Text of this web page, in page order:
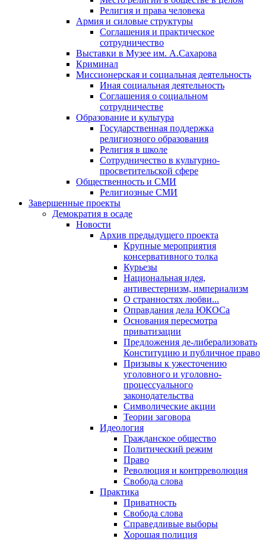
Религия и права человека
Армия и силовые структуры
Соглашения и практическое
сотрудничество
Выставки в Музее им. А.Сахарова
Криминал
Миссионерская и социальная деятельность
Иная социальная деятельность
Соглашения о социальном
сотрудничестве
Образование и культура
Государственная поддержка
религиозного образования
Религия в школе
Сотрудничество в культурно-
просветительской сфере
Общественность и СМИ
Религиозные СМИ
Завершенные проекты
Демократия в осаде
Новости
Архив предыдущего проекта
Крупные мероприятия
консервативного толка
Курьезы
Национальная идея,
антивестернизм, империализм
О странностях любви...
Оправдания дела ЮКОСа
Основания пересмотра
приватизации
Предложения де-либерализовать
Конституцию и публичное право
Призывы к ужесточению
уголовного и уголовно-
процессуального
законодательства
Символические акции
Теории заговора
Идеология
Гражданское общество
Политический режим
Право
Революция и контрреволюция
Свобода слова
Практика
Приватность
Свобода слова
Справедливые выборы
Хорошая полиция